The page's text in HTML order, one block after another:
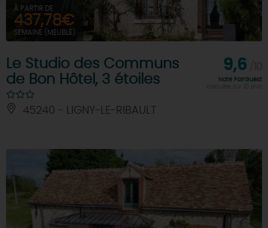
À PARTIR DE
437,78€
SEMAINE (MEUBLÉ)
Le Studio des Communs
de Bon Hôtel, 3 étoiles
45240 - LIGNY-LE-RIBAULT
9,6
Note FairGuest
calculée sur 10 avis